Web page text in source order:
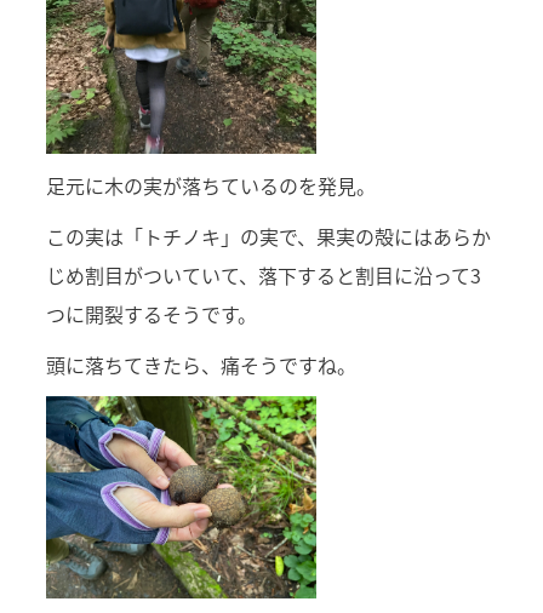
足元に木の実が落ちているのを発見。
この実は「トチノキ」の実で、果実の殻にはあらか
じめ割目がついていて、落下すると割目に沿って3
つに開裂するそうです。
頭に落ちてきたら、痛そうですね。